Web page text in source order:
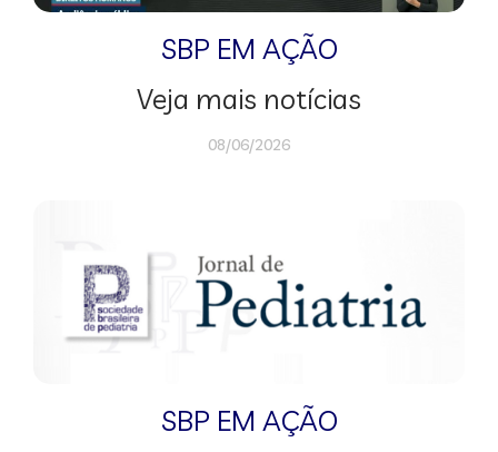
SBP EM AÇÃO
Veja mais notícias
08/06/2026
SBP EM AÇÃO